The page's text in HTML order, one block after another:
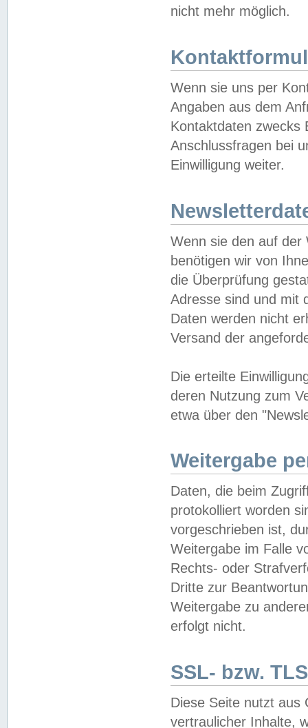
nicht mehr möglich.
Wenn sie uns per
Angaben aus dem
Kontaktdaten zwecks
Anschlussfragen bei
Einwilligung weiter.
Wenn sie den auf der
benötigen wir von
die Überprüfung
Adresse sind und mit
Daten werden nicht
Versand der
Die erteilte
deren Nutzung zum
etwa über den
Weitergabe
Daten, die beim
protokolliert worden
vorgeschrieben ist,
Weitergabe im Falle
Rechts- oder
Dritte zur
Weitergabe zu
erfolgt nicht.
SSL- bzw.
Diese Seite nutzt aus
vertraulicher Inhalte,